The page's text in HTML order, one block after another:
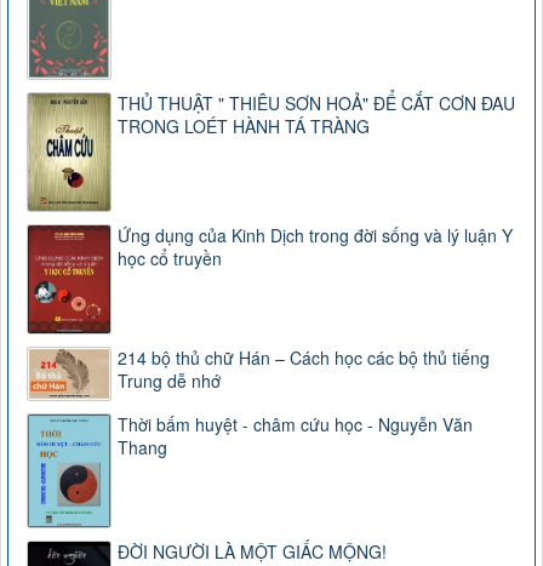
THỦ THUẬT " THIÊU SƠN HOẢ" ĐỂ CẮT CƠN ĐAU
TRONG LOÉT HÀNH TÁ TRÀNG
Ứng dụng của Kinh Dịch trong đời sống và lý luận Y
học cổ truyền
214 bộ thủ chữ Hán – Cách học các bộ thủ tiếng
Trung dễ nhớ
Thời bấm huyệt - châm cứu học - Nguyễn Văn
Thang
ĐỜI NGƯỜI LÀ MỘT GIẤC MỘNG!